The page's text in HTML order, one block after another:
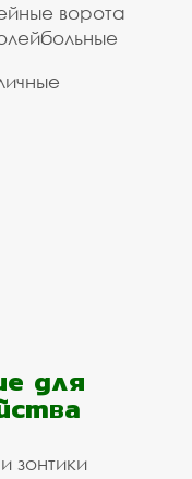
ворота
для
зонтики